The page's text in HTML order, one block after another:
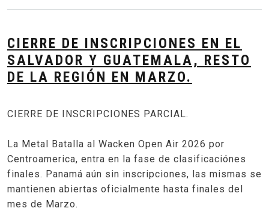
CIERRE DE INSCRIPCIONES EN EL
SALVADOR Y GUATEMALA, RESTO
DE LA REGIÓN EN MARZO.
CIERRE DE INSCRIPCIONES PARCIAL.
La Metal Batalla al Wacken Open Air 2026 por
Centroamerica, entra en la fase de clasificaciónes
finales. Panamá aún sin inscripciones, las mismas se
mantienen abiertas oficialmente hasta finales del
mes de Marzo.